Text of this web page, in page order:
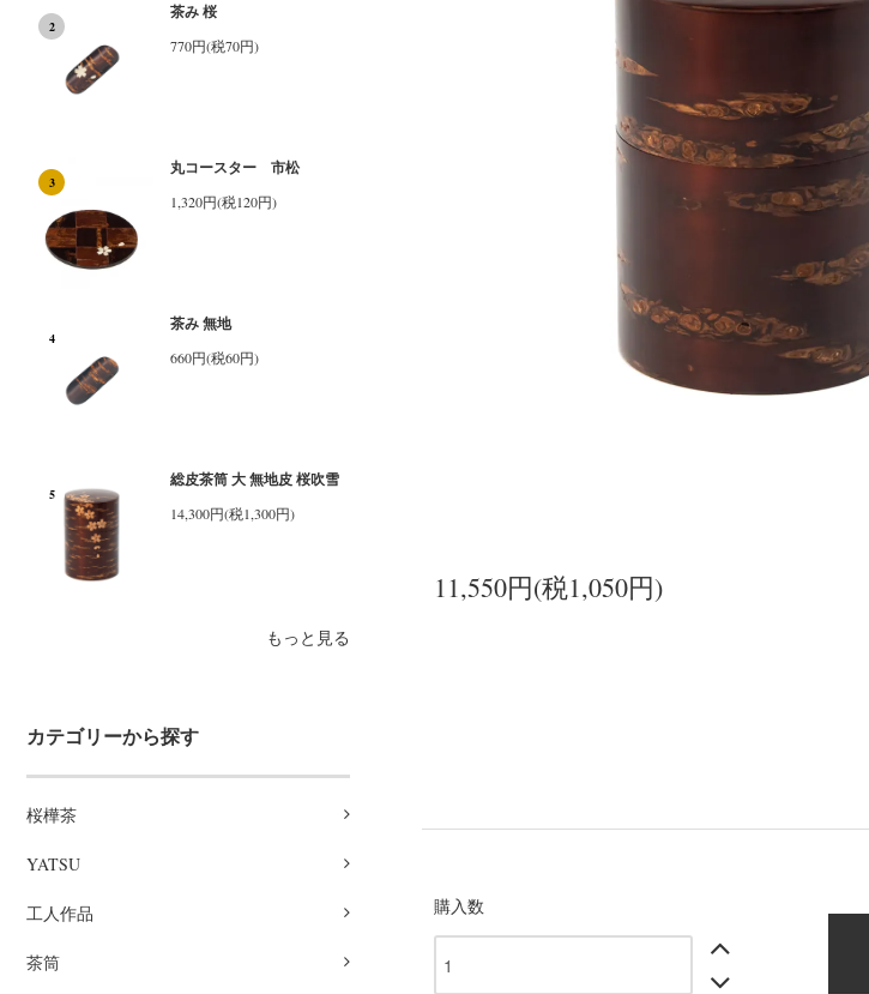
2
茶み 桜
770円(税70円)
3
丸コースター 市松
1,320円(税120円)
4
茶み 無地
660円(税60円)
5
総皮茶筒 大 無地皮 桜吹雪
14,300円(税1,300円)
もっと見る
カテゴリーから探す
桜樺茶
YATSU
工人作品
茶筒
11,550円(税1,050円)
購入数